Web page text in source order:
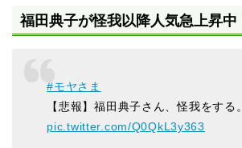
福田典子が怪我以降人気急上昇中
#モヤさま
【悲報】福田典子さん、怪我をする。
pic.twitter.com/Q0QkL3y363